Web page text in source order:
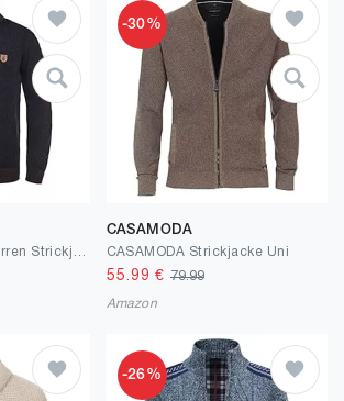
-30%
CASAMODA
CASAMODA Strickjacke Uni
55.99 € 79.99
Amazon
-26%